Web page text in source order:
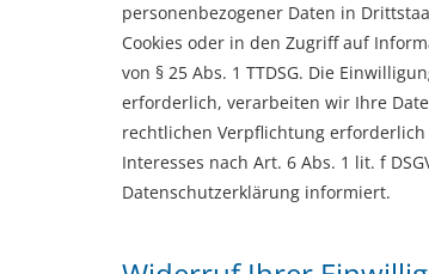
personenbezogener Daten in
Cookies oder in den Zugriff auf
von § 25 Abs. 1 TTDSG. Die
erforderlich, verarbeiten wir Ihre
rechtlichen Verpflichtung erforderlich
Interesses nach Art. 6 Abs. 1 lit. f
Datenschutzerklärung informiert.